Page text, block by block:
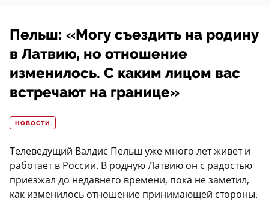
Пельш: «Могу съездить на родину
в Латвию, но отношение
изменилось. С каким лицом вас
встречают на границе»
НОВОСТИ
Телеведущий Валдис Пельш уже много лет живет и
работает в России. В родную Латвию он с радостью
приезжал до недавнего времени, пока не заметил,
как изменилось отношение принимающей стороны.